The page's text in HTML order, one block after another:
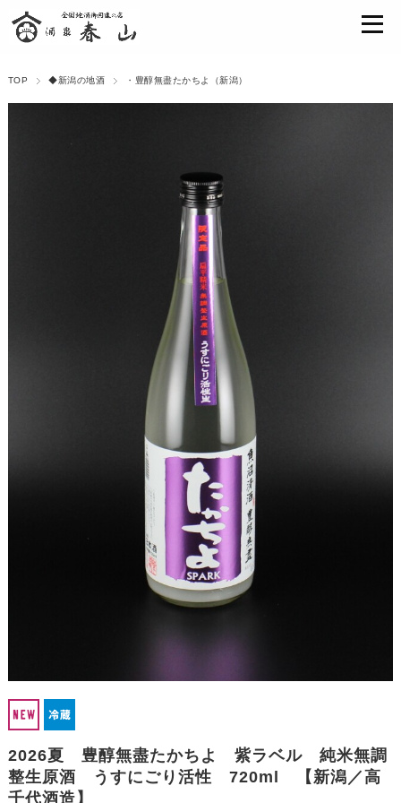
TOP ◆新潟の地酒 ・豊醇無盡たかちよ（新潟）
2026夏 豊醇無盡たかちよ 紫ラベル 純米無調
整生原酒 うすにごり活性 720ml 【新潟／高
千代酒造】